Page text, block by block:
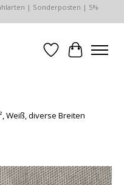
| Sonderposten | 5%
Wunschzettel
Ihr
Weiß, diverse Breiten
Items